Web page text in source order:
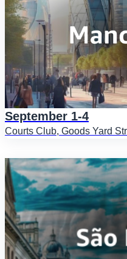
September 1-4
Courts Club, Goods Yard